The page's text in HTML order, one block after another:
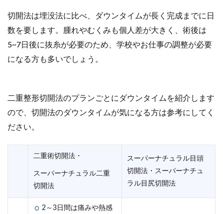
切開法は埋没法に比べ、ダウンタイムが長く完成までに日
数を要します。腫れやむくみも個人差が大きく、術後は
5~7日後に抜糸が必要のため、学校やお仕事の調整が必要
になる方も多いでしょう。
二重整形切開法のプランごとにダウンタイムを紹介します
ので、切開法のダウンタイムが気になる方は参考にしてく
ださい。
二重術切開法・
スーパーナチュラル二重
切開法
スーパーナチュラル目頭
切開法・スーパーナチュ
ラル目尻切開法
2～3日間は痛みや熱感